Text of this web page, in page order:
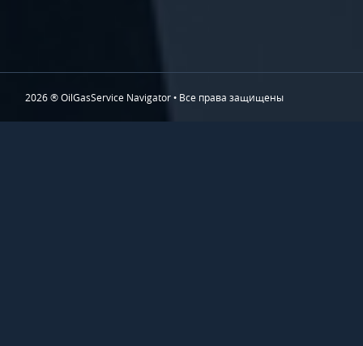
2026 ® OilGasService Navigator • Все права защищены